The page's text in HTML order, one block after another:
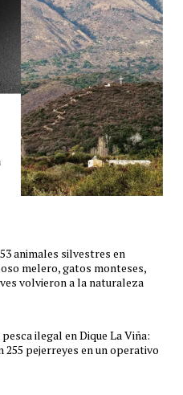
animales silvestres en
melero, gatos monteses,
volvieron a la naturaleza
ilegal en Dique La Viña:
255 pejerreyes en un operativo